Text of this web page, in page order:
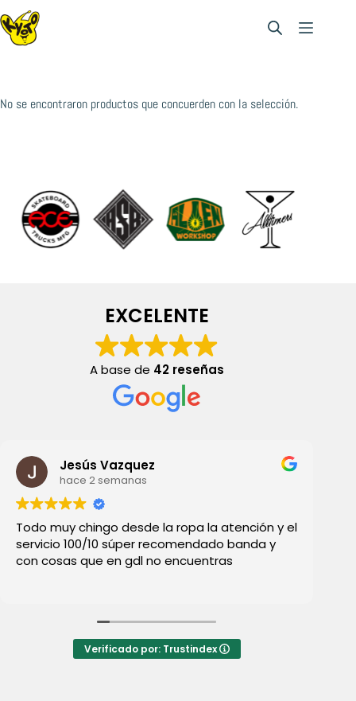
Saltar
al
contenido
No se encontraron productos que concuerden con la selección.
EXCELENTE
A base de 42 reseñas
Jesús Vazquez
hace 2 semanas
Todo muy chingo desde la ropa la atención y el
servicio 100/10 súper recomendado banda y
con cosas que en gdl no encuentras
Verificado por: Trustindex